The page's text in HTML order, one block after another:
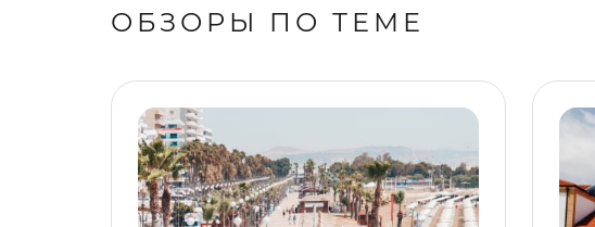
ОБЗОРЫ ПО ТЕМЕ